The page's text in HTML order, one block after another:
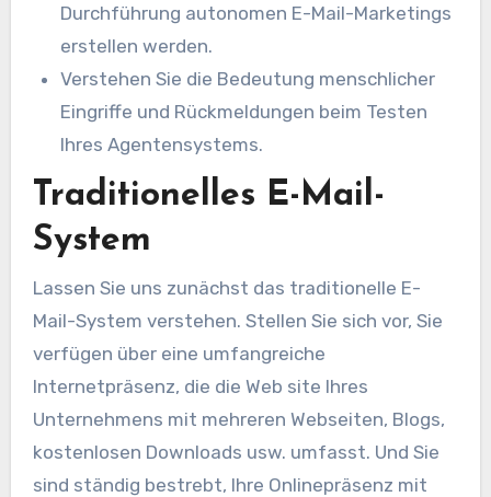
Durchführung autonomen E-Mail-Marketings
erstellen werden.
Verstehen Sie die Bedeutung menschlicher
Eingriffe und Rückmeldungen beim Testen
Ihres Agentensystems.
Traditionelles E-Mail-
System
Lassen Sie uns zunächst das traditionelle E-
Mail-System verstehen. Stellen Sie sich vor, Sie
verfügen über eine umfangreiche
Internetpräsenz, die die Web site Ihres
Unternehmens mit mehreren Webseiten, Blogs,
kostenlosen Downloads usw. umfasst. Und Sie
sind ständig bestrebt, Ihre Onlinepräsenz mit